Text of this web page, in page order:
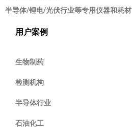
半导体/锂电/光伏行业等专用仪器和耗材
用户案例
生物制药
检测机构
半导体行业
石油化工